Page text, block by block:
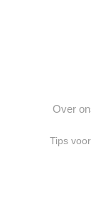
Over
Tips